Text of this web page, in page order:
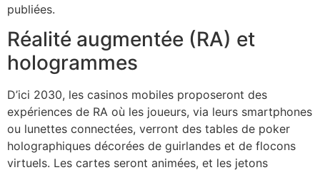
publiées.
Réalité augmentée (RA) et
hologrammes
D’ici 2030, les casinos mobiles proposeront des
expériences de RA où les joueurs, via leurs smartphones
ou lunettes connectées, verront des tables de poker
holographiques décorées de guirlandes et de flocons
virtuels. Les cartes seront animées, et les jetons